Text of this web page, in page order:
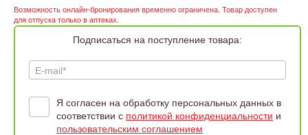
Возможность онлайн-бронирования временно ограничена. Товар доступен
для отпуска только в аптеках.
Подписаться на поступление товара:
E-mail*
Я согласен на обработку персональных данных в
соответствии с политикой конфиденциальности и
пользовательским соглашением